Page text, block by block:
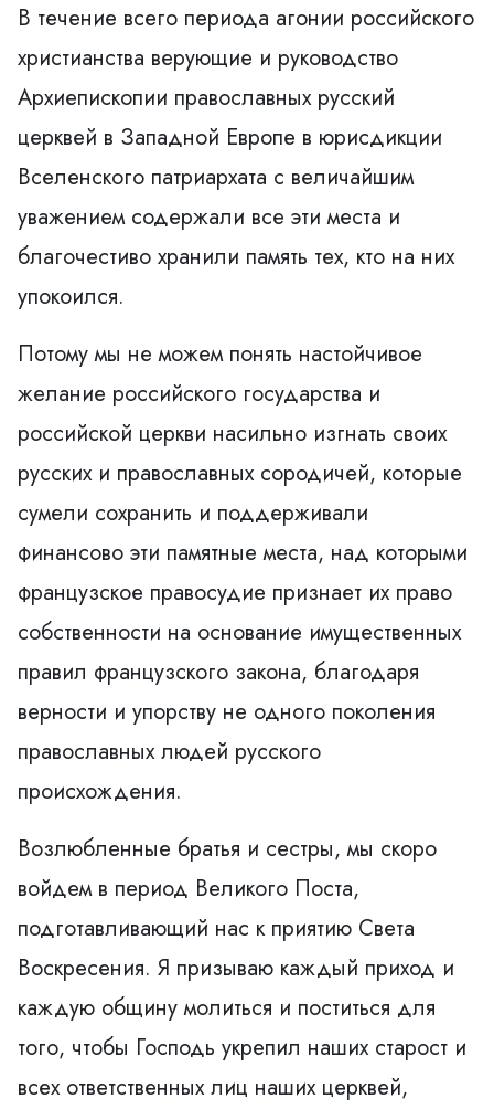
В течение всего периода агонии российского
христианства верующие и руководство
Архиепископии православных русский
церквей в Западной Европе в юрисдикции
Вселенского патриархата с величайшим
уважением содержали все эти места и
благочестиво хранили память тех, кто на них
упокоился.
Потому мы не можем понять настойчивое
желание российского государства и
российской церкви насильно изгнать своих
русских и православных сородичей, которые
сумели сохранить и поддерживали
финансово эти памятные места, над которыми
французское правосудие признает их право
собственности на основание имущественных
правил французского закона, благодаря
верности и упорству не одного поколения
православных людей русского
происхождения.
Возлюбленные братья и сестры, мы скоро
войдем в период Великого Поста,
подготавливающий нас к приятию Света
Воскресения. Я призываю каждый приход и
каждую общину молиться и поститься для
того, чтобы Господь укрепил наших старост и
всех ответственных лиц наших церквей,